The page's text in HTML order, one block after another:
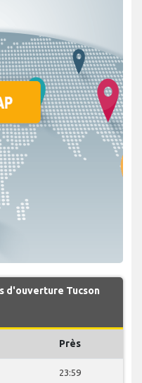
d'ouverture Tucson
Près
23:59